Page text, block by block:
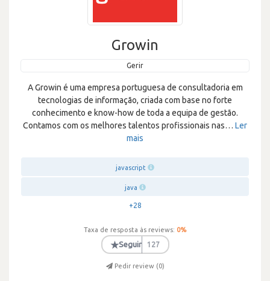
Growin
Gerir
A Growin é uma empresa portuguesa de consultadoria em
tecnologias de informação, criada com base no forte
conhecimento e know-how de toda a equipa de gestão.
Contamos com os melhores talentos profissionais nas… Ler
mais
javascript
java
+28
Taxa de resposta às reviews: 0%
★Seguir 127
Pedir review (0)